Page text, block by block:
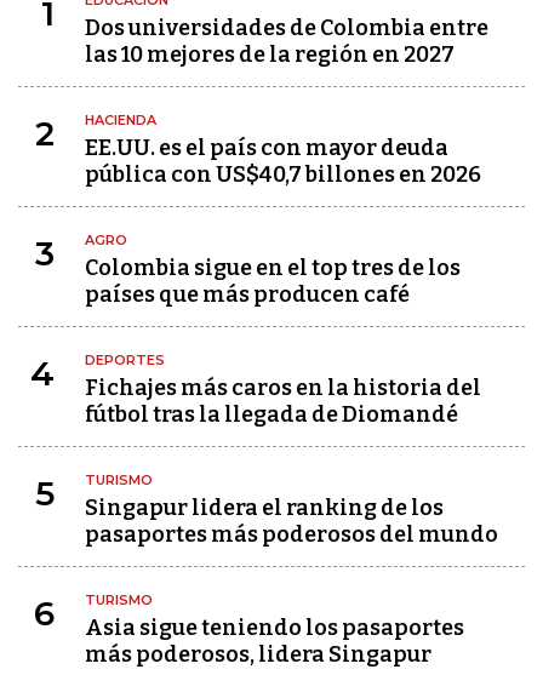
1
Dos universidades de Colombia entre
las 10 mejores de la región en 2027
2 HACIENDA
EE.UU. es el país con mayor deuda
pública con US$40,7 billones en 2026
3 AGRO
Colombia sigue en el top tres de los
países que más producen café
4 DEPORTES
Fichajes más caros en la historia del
fútbol tras la llegada de Diomandé
5 TURISMO
Singapur lidera el ranking de los
pasaportes más poderosos del mundo
6 TURISMO
Asia sigue teniendo los pasaportes
más poderosos, lidera Singapur